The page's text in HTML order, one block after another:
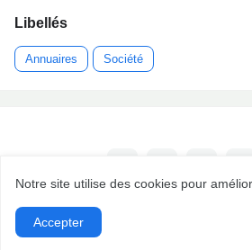
Libellés
Annuaires Société
Notre site utilise des cookies pour
Accepter